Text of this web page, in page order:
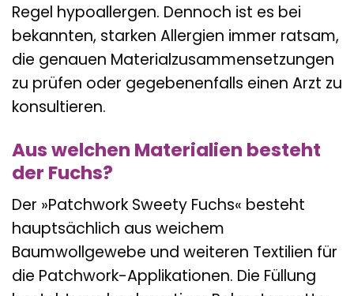
Regel hypoallergen. Dennoch ist es bei
bekannten, starken Allergien immer ratsam,
die genauen Materialzusammensetzungen
zu prüfen oder gegebenenfalls einen Arzt zu
konsultieren.
Aus welchen Materialien besteht
der Fuchs?
Der »Patchwork Sweety Fuchs« besteht
hauptsächlich aus weichem
Baumwollgewebe und weiteren Textilien für
die Patchwork-Applikationen. Die Füllung